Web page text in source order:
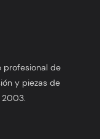
profesional de
y piezas de
2003.